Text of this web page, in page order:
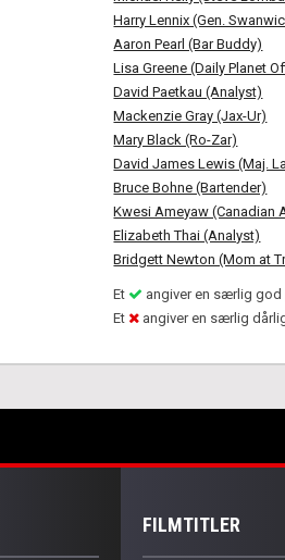
Harry Lennix (Gen.
Aaron Pearl (Bar Buddy)
Lisa Greene (Daily Planet
David Paetkau (Analyst)
Mackenzie Gray (Jax-Ur)
Mary Black (Ro-Zar)
David James Lewis (Maj.
Bruce Bohne (Bartender)
Kwesi Ameyaw (Canadian
Elizabeth Thai (Analyst)
Bridgett Newton (Mom at
Et
angiver en særlig
Et
angiver en særlig
FILMTITLER